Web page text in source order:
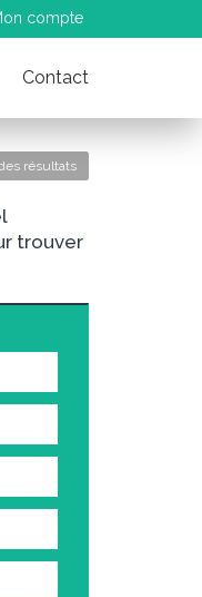
compte
Contact
résultats
trouver